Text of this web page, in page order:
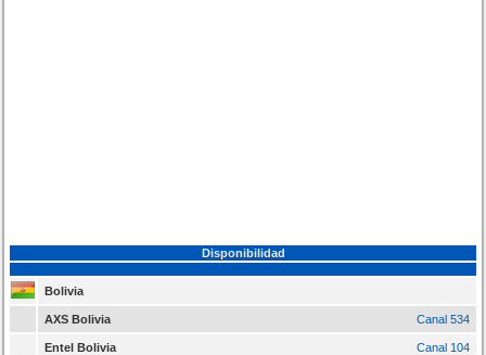
Disponibilidad
Bolivia
AXS Bolivia Canal 534
Entel Bolivia Canal 104